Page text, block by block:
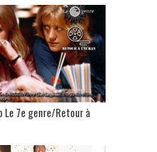
Le 7e genre/Retour à